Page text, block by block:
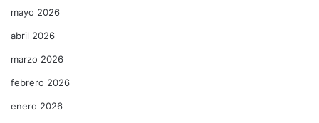
mayo 2026
abril 2026
marzo 2026
febrero 2026
enero 2026